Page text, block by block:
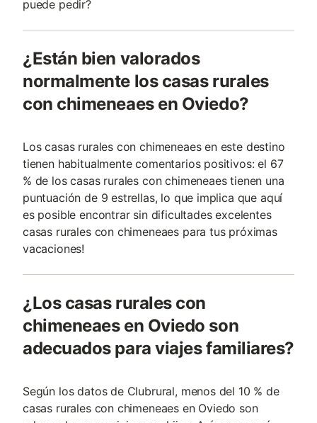
puede pedir?
¿Están bien valorados
normalmente los casas rurales
con chimeneaes en Oviedo?
Los casas rurales con chimeneaes en este destino
tienen habitualmente comentarios positivos: el 67
% de los casas rurales con chimeneaes tienen una
puntuación de 9 estrellas, lo que implica que aquí
es posible encontrar sin dificultades excelentes
casas rurales con chimeneaes para tus próximas
vacaciones!
¿Los casas rurales con
chimeneaes en Oviedo son
adecuados para viajes familiares?
Según los datos de Clubrural, menos del 10 % de
casas rurales con chimeneaes en Oviedo son